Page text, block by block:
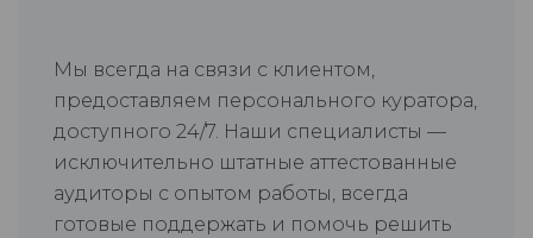
Мы всегда на связи с клиентом,
предоставляем персонального куратора,
доступного 24/7. Наши специалисты —
исключительно штатные аттестованные
аудиторы с опытом работы, всегда
готовые поддержать и помочь решить